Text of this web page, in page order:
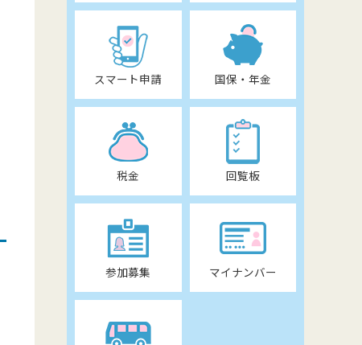
スマート申請 国保・年金
税金 回覧板
参加募集 マイナンバー